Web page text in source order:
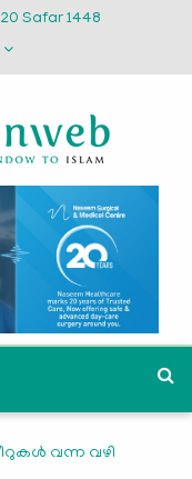
20 Safar 1448
വന്ന വഴി